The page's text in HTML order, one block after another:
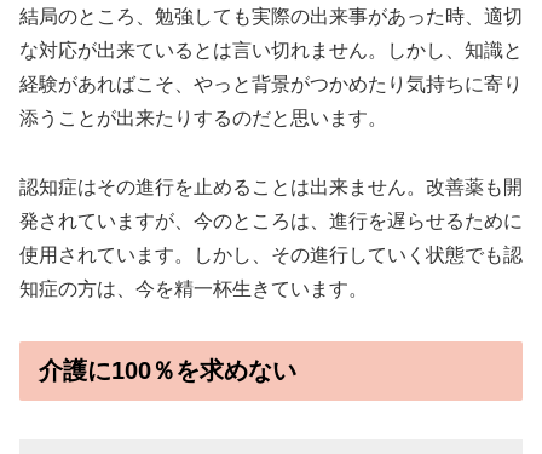
結局のところ、勉強しても実際の出来事があった時、適切
な対応が出来ているとは言い切れません。しかし、知識と
経験があればこそ、やっと背景がつかめたり気持ちに寄り
添うことが出来たりするのだと思います。
認知症はその進行を止めることは出来ません。改善薬も開
発されていますが、今のところは、進行を遅らせるために
使用されています。しかし、その進行していく状態でも認
知症の方は、今を精一杯生きています。
介護に100％を求めない